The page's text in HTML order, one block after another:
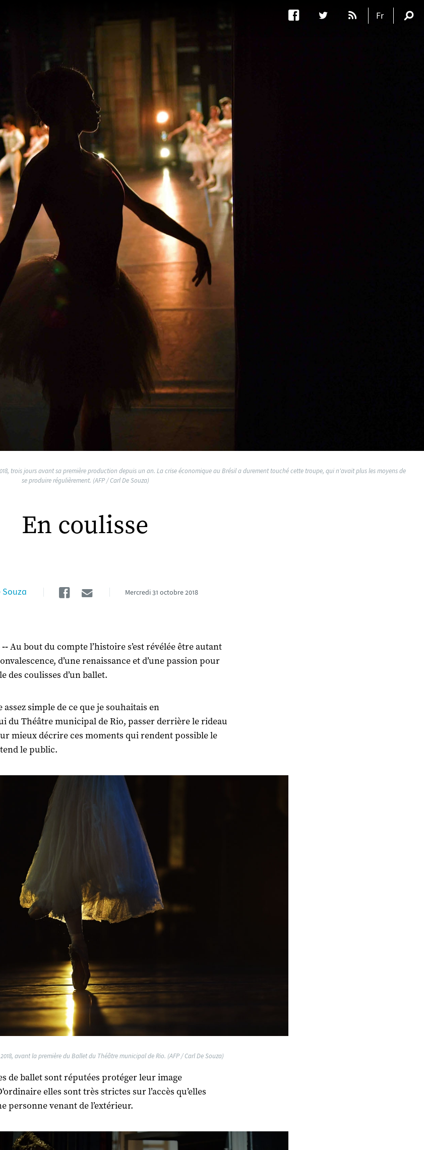
trois jours avant sa première production depuis un an. La crise économique au Brésil a durement touché cette troupe, qui n'avait plus les moyens de
se produire régulièrement. (AFP / Carl De Souza)
En coulisse
Souza Facebook
EmailMercredi 31 octobre 2018
--Au bout du compte l’histoire s’est révélée être autant
d’une renaissance et d’une passion pour
des coulisses d’un ballet.
assez simple de ce que je souhaitais en
du Théâtre municipal de Rio, passer derrière le rideau
mieux décrire ces moments qui rendent possible le
le public.
avant la première du Ballet du Théâtre municipal de Rio. (AFP / Carl De Souza)
de ballet sont réputées protéger leur image
elles sont très strictes sur l’accès qu’elles
personne venant de l’extérieur.